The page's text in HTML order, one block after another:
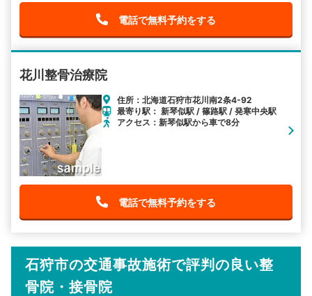
電話で無料予約をする
花川整骨治療院
住所：北海道石狩市花川南2条4-92
最寄り駅： 新琴似駅 / 篠路駅 / 発寒中央駅
アクセス：新琴似駅から車で8分
電話で無料予約をする
石狩市の交通事故施術で評判の良い整
骨院・接骨院